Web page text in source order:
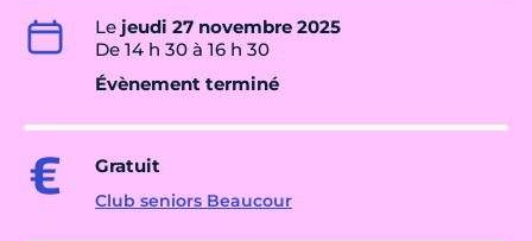
Le jeudi 27 novembre 2025
De 14 h 30 à 16 h 30
Évènement terminé
Gratuit
Club seniors Beaucour